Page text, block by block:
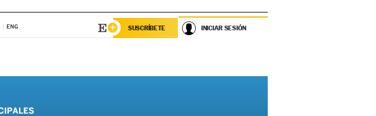
ENG SUSCRÍBETE INICIAR SESIÓN